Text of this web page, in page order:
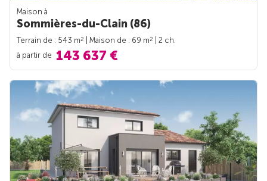
Maison à
Sommières-du-Clain (86)
Terrain de : 543 m2 | Maison de : 69 m2
| 2 ch.
à partir de 143 637 €